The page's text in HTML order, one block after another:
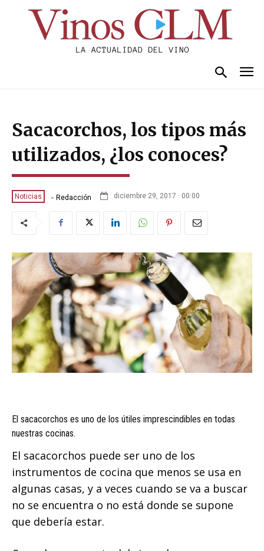
Sacacorchos, los tipos más
utilizados, ¿los conoces?
Noticias - Redacción diciembre 29, 2017 · 00:00
El sacacorchos es uno de los útiles imprescindibles en todas
nuestras cocinas.
El sacacorchos puede ser uno de los
instrumentos de cocina que menos se usa en
algunas casas, y a veces cuando se va a buscar
no se encuentra o no está donde se supone
que debería estar.